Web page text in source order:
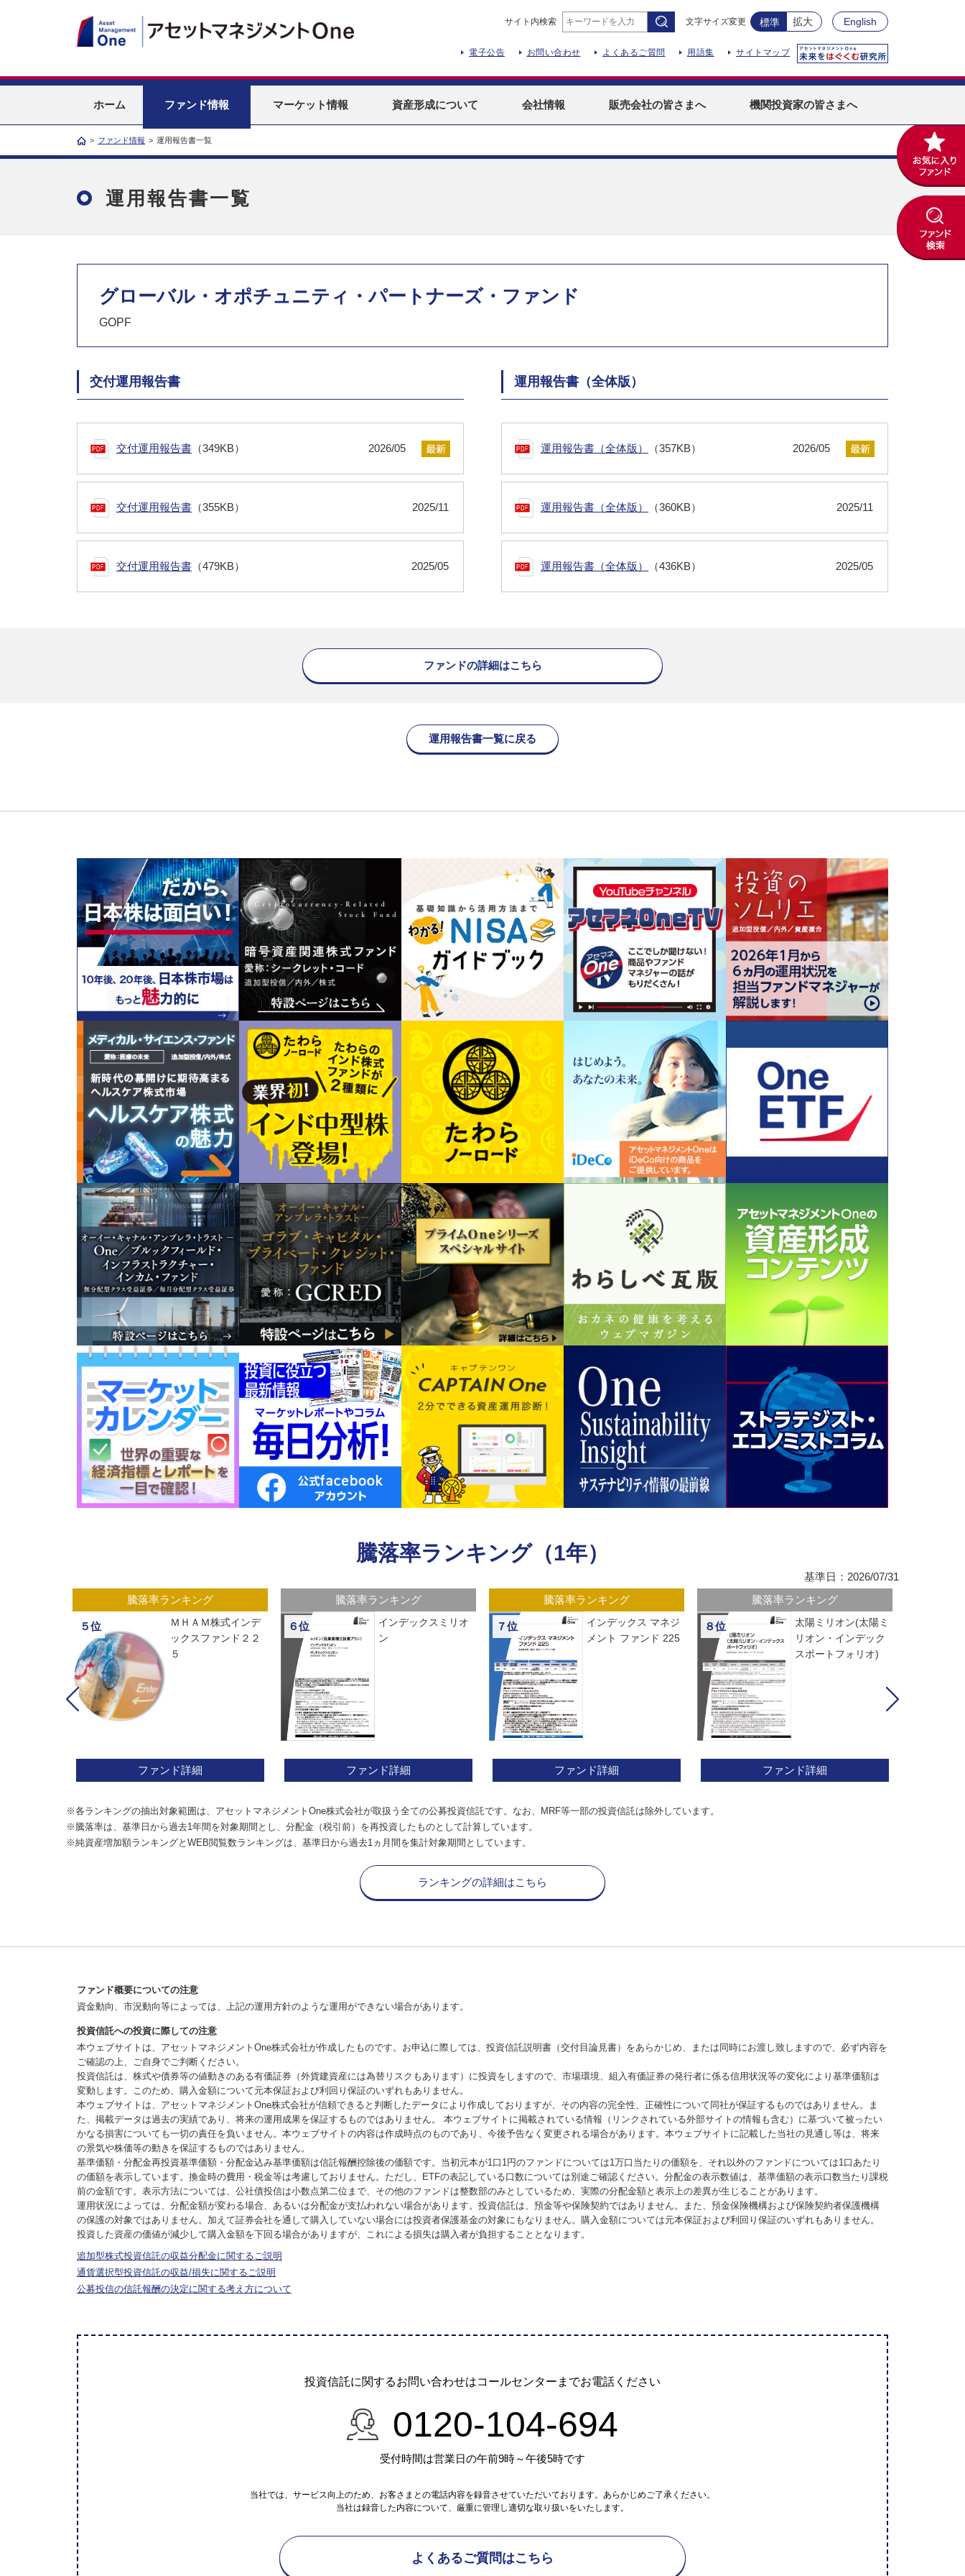
サイト内検索 文字サイズ変更 標準 拡大 English
電子公告 お問い合わせ よくあるご質問 用語集 サイトマップ
ホーム ファンド情報 マーケット情報 資産形成について 会社情報 販売会社の皆さまへ 機関投資家の皆さまへ
> ファンド情報 > 運用報告書一覧
運用報告書一覧
グローバル・オポチュニティ・パートナーズ・ファンド
GOPF
交付運用報告書
交付運用報告書 （349KB） 2026/05
交付運用報告書 （355KB） 2025/11
交付運用報告書 （479KB） 2025/05
運用報告書（全体版）
運用報告書（全体版） （357KB） 2026/05
運用報告書（全体版） （360KB） 2025/11
運用報告書（全体版） （436KB） 2025/05
ファンドの詳細はこちら
運用報告書一覧に戻る
騰落率ランキング（1年）
基準日：2026/07/31
騰落率ランキング
５位
ＭＨＡＭ株式インデ
ックスファンド２２
５
ファンド詳細
騰落率ランキング
６位
インデックスミリオ
ン
ファンド詳細
騰落率ランキング
７位
インデックス マネジ
メント ファンド 225
ファンド詳細
騰落率ランキング
８位
太陽ミリオン(太陽ミ
リオン・インデック
スポートフォリオ)
ファンド詳細
※各ランキングの抽出対象範囲は、アセットマネジメントOne株式会社が取扱う全ての公募投資信託です。なお、MRF等一部の投資信託は除外しています。
※騰落率は、基準日から過去1年間を対象期間とし、分配金（税引前）を再投資したものとして計算しています。
※純資産増加額ランキングとWEB閲覧数ランキングは、基準日から過去1ヵ月間を集計対象期間としています。
ランキングの詳細はこちら
ファンド概要についての注意
資金動向、市況動向等によっては、上記の運用方針のような運用ができない場合があります。
投資信託への投資に際しての注意
本ウェブサイトは、アセットマネジメントOne株式会社が作成したものです。お申込に際しては、投資信託説明書（交付目論見書）をあらかじめ、または同時にお渡し致しますので、必ず内容を
ご確認の上、ご自身でご判断ください。
投資信託は、株式や債券等の値動きのある有価証券（外貨建資産には為替リスクもあります）に投資をしますので、市場環境、組入有価証券の発行者に係る信用状況等の変化により基準価額は
変動します。このため、購入金額について元本保証および利回り保証のいずれもありません。
本ウェブサイトは、アセットマネジメントOne株式会社が信頼できると判断したデータにより作成しておりますが、その内容の完全性、正確性について同社が保証するものではありません。ま
た、掲載データは過去の実績であり、将来の運用成果を保証するものではありません。 本ウェブサイトに掲載されている情報（リンクされている外部サイトの情報も含む）に基づいて被ったい
かなる損害についても一切の責任を負いません。本ウェブサイトの内容は作成時点のものであり、今後予告なく変更される場合があります。本ウェブサイトに記載した当社の見通し等は、将来
の景気や株価等の動きを保証するものではありません。
基準価額・分配金再投資基準価額・分配金込み基準価額は信託報酬控除後の価額です。当初元本が1口1円のファンドについては1万口当たりの価額を、それ以外のファンドについては1口あたり
の価額を表示しています。換金時の費用・税金等は考慮しておりません。ただし、ETFの表記している口数については別途ご確認ください。分配金の表示数値は、基準価額の表示口数当たり課税
前の金額です。表示方法については、公社債投信は小数点第二位まで、その他のファンドは整数部のみとしているため、実際の分配金額と表示上の差異が生じることがあります。
運用状況によっては、分配金額が変わる場合、あるいは分配金が支払われない場合があります。投資信託は、預金等や保険契約ではありません。また、預金保険機構および保険契約者保護機構
の保護の対象ではありません。加えて証券会社を通して購入していない場合には投資者保護基金の対象にもなりません。購入金額については元本保証および利回り保証のいずれもありません。
投資した資産の価値が減少して購入金額を下回る場合がありますが、これによる損失は購入者が負担することとなります。
追加型株式投資信託の収益分配金に関するご説明
通貨選択型投資信託の収益/損失に関するご説明
公募投信の信託報酬の決定に関する考え方について
投資信託に関するお問い合わせはコールセンターまでお電話ください
0120-104-694
受付時間は営業日の午前9時～午後5時です
当社では、サービス向上のため、お客さまとの電話内容を録音させていただいております。あらかじめご了承ください。
当社は録音した内容について、厳重に管理し適切な取り扱いをいたします。
よくあるご質問はこちら